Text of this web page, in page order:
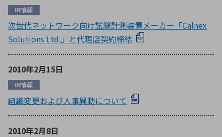
IR情報
次世代ネットワーク向け試験計測装置メーカー「Calnex
Solutions Ltd.」と代理店契約締結
2010年2月15日
IR情報
組織変更および人事異動について
2010年2月8日